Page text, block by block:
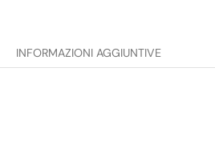
INFORMAZIONI AGGIUNTIVE